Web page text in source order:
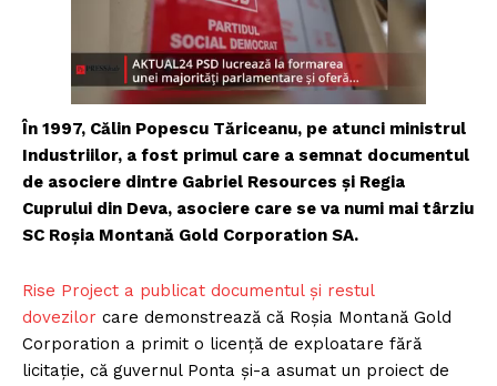
În 1997, Călin Popescu Tăriceanu, pe atunci ministrul
Industriilor, a fost primul care a semnat documentul
de asociere dintre Gabriel Resources și Regia
Cuprului din Deva, asociere care se va numi mai târziu
SC Roşia Montană Gold Corporation SA.
Rise Project a publicat documentul și restul
dovezilor care demonstrează că Roșia Montană Gold
Corporation a primit o licență de exploatare fără
licitație, că guvernul Ponta și-a asumat un proiect de